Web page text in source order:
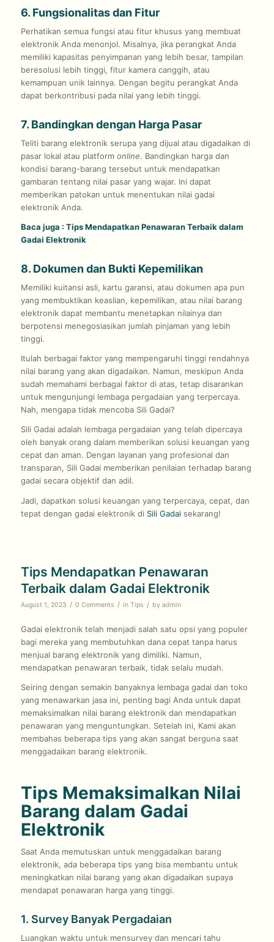
6. Fungsionalitas dan Fitur
Perhatikan semua fungsi atau fitur khusus yang membuat
elektronik Anda menonjol. Misalnya, jika perangkat Anda
memiliki kapasitas penyimpanan yang lebih besar, tampilan
beresolusi lebih tinggi, fitur kamera canggih, atau
kemampuan unik lainnya. Dengan begitu perangkat Anda
dapat berkontribusi pada nilai yang lebih tinggi.
7. Bandingkan dengan Harga Pasar
Teliti barang elektronik serupa yang dijual atau digadaikan di
pasar lokal atau platform online. Bandingkan harga dan
kondisi barang-barang tersebut untuk mendapatkan
gambaran tentang nilai pasar yang wajar. Ini dapat
memberikan patokan untuk menentukan nilai gadai
elektronik Anda.
Baca juga : Tips Mendapatkan Penawaran Terbaik dalam
Gadai Elektronik
8. Dokumen dan Bukti Kepemilikan
Memiliki kuitansi asli, kartu garansi, atau dokumen apa pun
yang membuktikan keaslian, kepemilikan, atau nilai barang
elektronik dapat membantu menetapkan nilainya dan
berpotensi menegosiasikan jumlah pinjaman yang lebih
tinggi.
Itulah berbagai faktor yang mempengaruhi tinggi rendahnya
nilai barang yang akan digadaikan. Namun, meskipun Anda
sudah memahami berbagai faktor di atas, tetap disarankan
untuk mengunjungi lembaga pergadaian yang terpercaya.
Nah, mengapa tidak mencoba Sili Gadai?
Sili Gadai adalah lembaga pergadaian yang telah dipercaya
oleh banyak orang dalam memberikan solusi keuangan yang
cepat dan aman. Dengan layanan yang profesional dan
transparan, Sili Gadai memberikan penilaian terhadap barang
gadai secara objektif dan adil.
Jadi, dapatkan solusi keuangan yang terpercaya, cepat, dan
tepat dengan gadai elektronik di Sili Gadaisekarang!
Tips Mendapatkan Penawaran
Terbaik dalam Gadai Elektronik
August 1, 2023 / 0 Comments / in Tips / by admin
Gadai elektronik telah menjadi salah satu opsi yang populer
bagi mereka yang membutuhkan dana cepat tanpa harus
menjual barang elektronik yang dimiliki. Namun,
mendapatkan penawaran terbaik, tidak selalu mudah.
Seiring dengan semakin banyaknya lembaga gadai dan toko
yang menawarkan jasa ini, penting bagi Anda untuk dapat
memaksimalkan nilai barang elektronik dan mendapatkan
penawaran yang menguntungkan. Setelah ini, Kami akan
membahas beberapa tips yang akan sangat berguna saat
menggadaikan barang elektronik.
Tips Memaksimalkan Nilai
Barang dalam Gadai
Elektronik
Saat Anda memutuskan untuk menggadaikan barang
elektronik, ada beberapa tips yang bisa membantu untuk
meningkatkan nilai barang yang akan digadaikan supaya
mendapat penawaran harga yang tinggi.
1. Survey Banyak Pergadaian
Luangkan waktu untuk mensurvey dan mencari tahu